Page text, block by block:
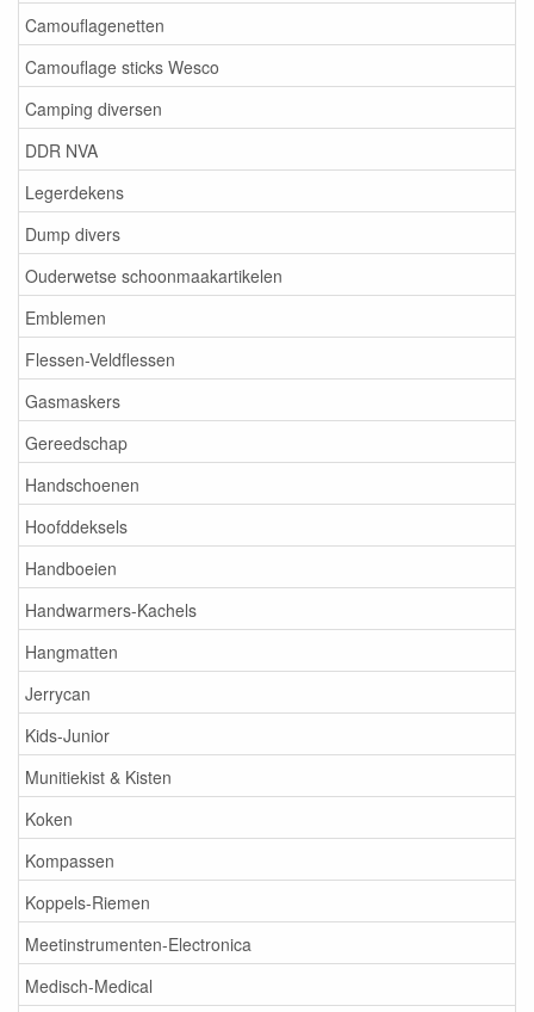
Camouflagenetten
Camouflage sticks Wesco
Camping diversen
DDR NVA
Legerdekens
Dump divers
Ouderwetse schoonmaakartikelen
Emblemen
Flessen-Veldflessen
Gasmaskers
Gereedschap
Handschoenen
Hoofddeksels
Handboeien
Handwarmers-Kachels
Hangmatten
Jerrycan
Kids-Junior
Munitiekist & Kisten
Koken
Kompassen
Koppels-Riemen
Meetinstrumenten-Electronica
Medisch-Medical